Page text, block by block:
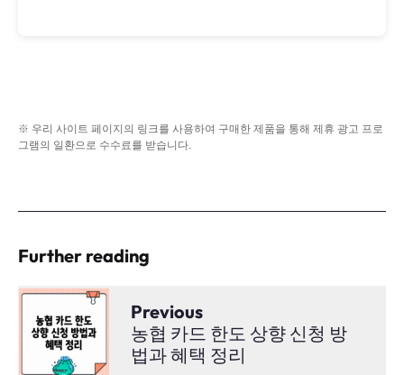
※ 우리 사이트 페이지의 링크를 사용하여 구매한 제품을 통해 제휴 광고 프로
그램의 일환으로 수수료를 받습니다.
Further reading
Previous
농협 카드 한도 상향 신청 방
법과 혜택 정리